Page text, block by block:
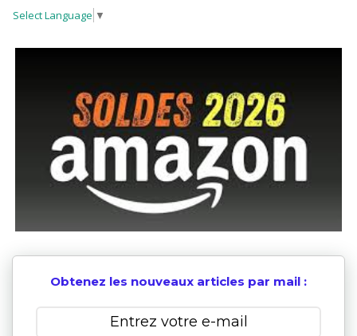
Select Language ▼
Obtenez les nouveaux articles par mail :